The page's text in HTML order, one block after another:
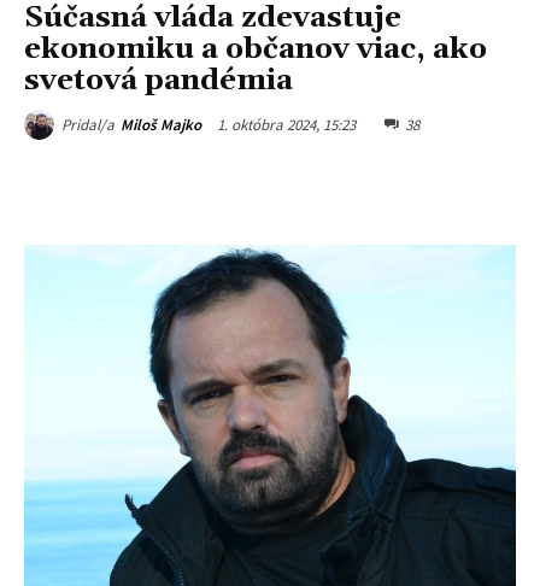
Súčasná vláda zdevastuje
ekonomiku a občanov viac, ako
svetová pandémia
Pridal/a Miloš Majko 1. októbra 2024, 15:23 38